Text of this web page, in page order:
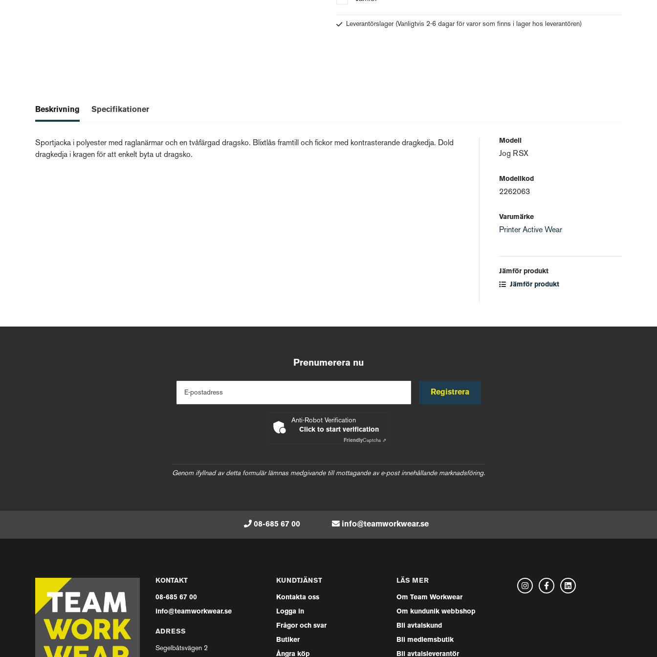
Leverantörslager (Vanligtvis 2-6 dagar för varor som finns i lager hos leverantören)
Beskrivning Specifikationer
Sportjacka i polyester med raglanärmar och en tvåfärgad dragsko. Blixtlås framtill och fickor med kontrasterande dragkedja. Dold
dragkedja i kragen för att enkelt byta ut dragsko.
Modell
Jog RSX
Modellkod
2262063
Varumärke
Printer Active Wear
Jämför produkt
Jämför produkt
Prenumerera nu
E-postadress Registrera
Anti-Robot Verification
Click to start verification
FriendlyCaptcha ⇗
Genom ifyllnad av detta formulär lämnas medgivande till mottagande av e-post innehållande marknadsföring.
08-685 67 00 info@teamworkwear.se
KONTAKT
08-685 67 00
info@teamworkwear.se
ADRESS
Segelbåtsvägen 2
KUNDTJÄNST
Kontakta oss
Logga in
Frågor och svar
Butiker
Ångra köp
LÄS MER
Om Team Workwear
Om kundunik webbshop
Bli avtalskund
Bli medlemsbutik
Bli avtalsleverantör